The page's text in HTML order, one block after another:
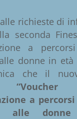
richieste di
seconda
a
donne in età
che il
a
alle